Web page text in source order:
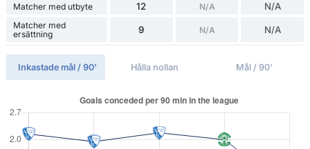
Matcher med utbyte 12 N/A N/A
Matcher med
ersättning
9 N/A N/A
Inkastade mål / 90' Hålla nollan Mål / 90'